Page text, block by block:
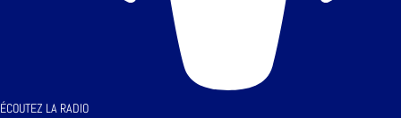
ÉCOUTEZ LA RADIO